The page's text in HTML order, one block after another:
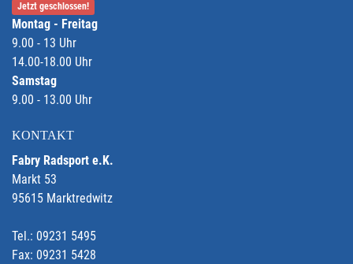
Jetzt geschlossen!
Montag - Freitag
9.00 - 13 Uhr
14.00-18.00 Uhr
Samstag
9.00 - 13.00 Uhr
KONTAKT
Fabry Radsport e.K.
Markt 53
95615 Marktredwitz
Tel.: 09231 5495
Fax: 09231 5428